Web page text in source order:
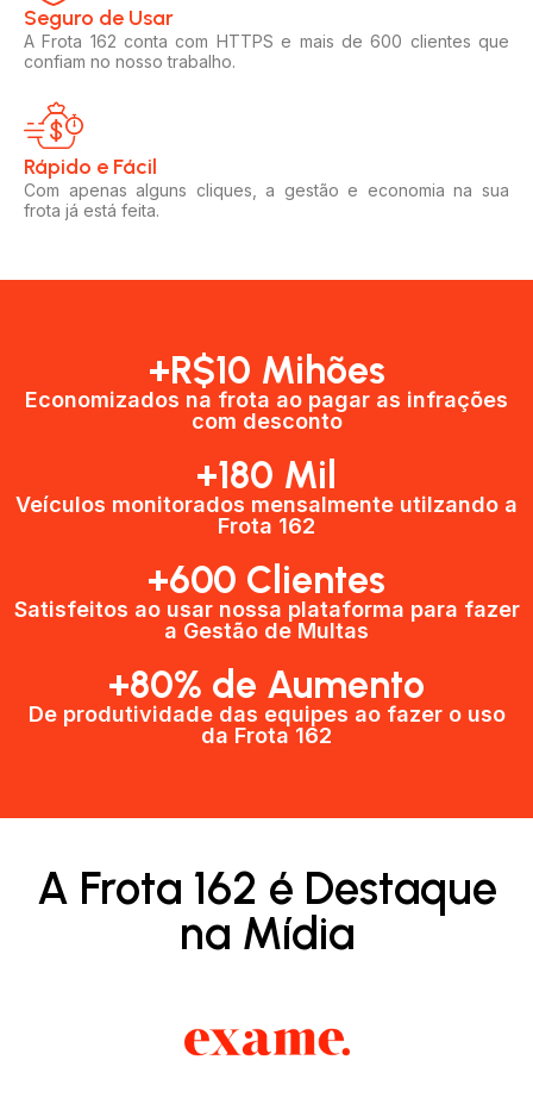
Seguro de Usar​
A Frota 162 conta com HTTPS e mais de 600 clientes que
confiam no nosso trabalho.
Rápido e Fácil​
Com apenas alguns cliques, a gestão e economia na sua
frota já está feita.
+R$10 Mihões
Economizados na frota ao pagar as infrações
com desconto
+180 Mil
Veículos monitorados mensalmente utilzando a
Frota 162
+600 Clientes​
Satisfeitos ao usar nossa plataforma para fazer
a Gestão de Multas​
+80% de Aumento
De produtividade das equipes ao fazer o uso
da Frota 162​
A Frota 162 é Destaque
na Mídia